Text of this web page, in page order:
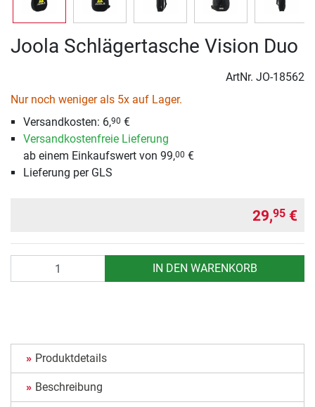
Joola Schlägertasche Vision Duo
ArtNr. JO-18562
Nur noch weniger als 5x auf Lager.
Versandkosten: 6,90 €
Versandkostenfreie Lieferung
ab einem Einkaufswert von 99,00 €
Lieferung per GLS
29,95 €
IN DEN WARENKORB
Produktdetails
Beschreibung